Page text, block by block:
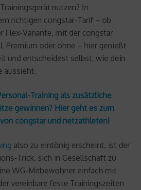
nutzen? In
richtigen congstar-Tarif – ob
Flex-Variante, mit der congstar
Premium oder ohne – hier genießt
und entscheidest selbst, wie dein
aussieht.
Training als zusätzliche
gewinnen? Hier geht es zum
congstar und netzathleten!
also zu eintönig erscheint, ist der
Trick, sich in Gesellschaft zu
WG-Mitbewohner einfach mit
vereinbare feste Trainingszeiten